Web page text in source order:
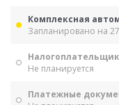
Комплексная
Запланировано на
Налогоплательщик
Не планируется
Платежные